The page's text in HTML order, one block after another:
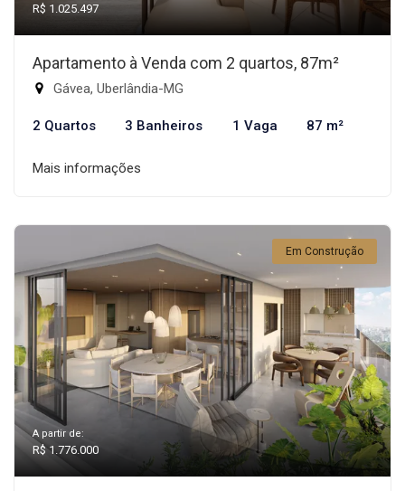
R$ 1.025.497
Apartamento à Venda com 2 quartos, 87m²
Gávea, Uberlândia-MG
2 Quartos 3 Banheiros 1 Vaga 87 m²
Mais informações
Em Construção
A partir de:
R$ 1.776.000